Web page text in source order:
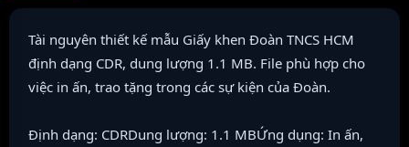
Tài nguyên thiết kế mẫu Giấy khen Đoàn TNCS HCM
định dạng CDR, dung lượng 1.1 MB. File phù hợp cho
việc in ấn, trao tặng trong các sự kiện của Đoàn.
Định dạng: CDRDung lượng: 1.1 MBỨng dụng: In ấn,